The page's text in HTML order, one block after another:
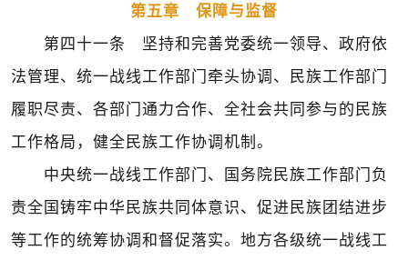
第五章 保障与监督
第四十一条 坚持和完善党委统一领导、政府依
法管理、统一战线工作部门牵头协调、民族工作部门
履职尽责、各部门通力合作、全社会共同参与的民族
工作格局，健全民族工作协调机制。
中央统一战线工作部门、国务院民族工作部门负
责全国铸牢中华民族共同体意识、促进民族团结进步
等工作的统筹协调和督促落实。地方各级统一战线工